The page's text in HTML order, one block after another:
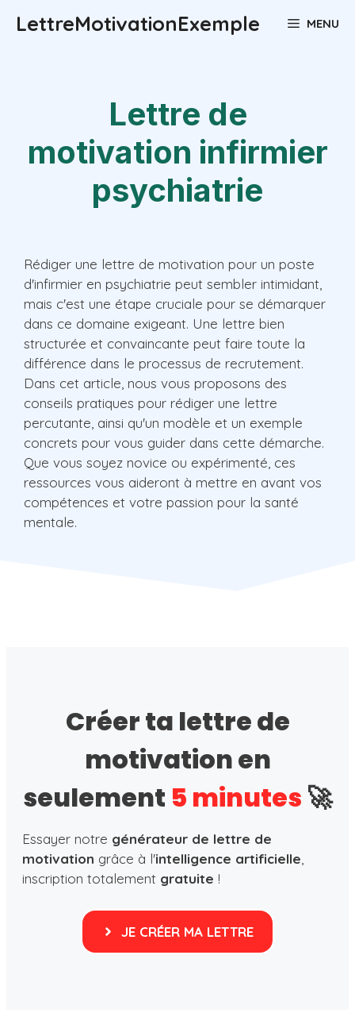
LettreMotivationExemple MENU
Lettre de
motivation infirmier
psychiatrie
Rédiger une lettre de motivation pour un poste
d'infirmier en psychiatrie peut sembler intimidant,
mais c'est une étape cruciale pour se démarquer
dans ce domaine exigeant. Une lettre bien
structurée et convaincante peut faire toute la
différence dans le processus de recrutement.
Dans cet article, nous vous proposons des
conseils pratiques pour rédiger une lettre
percutante, ainsi qu'un modèle et un exemple
concrets pour vous guider dans cette démarche.
Que vous soyez novice ou expérimenté, ces
ressources vous aideront à mettre en avant vos
compétences et votre passion pour la santé
mentale.
Créer ta lettre de
motivation en
seulement 5 minutes 🚀
Essayer notre générateur de lettre de
motivation grâce à l'intelligence artificielle
inscription totalement gratuite !
JE CRÉER MA LETTRE